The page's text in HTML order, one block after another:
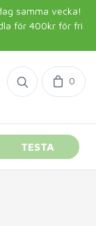
samma vecka!
för 400kr för fri
0
TESTA